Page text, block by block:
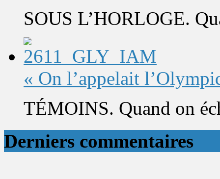
SOUS L’HORLOGE.
« On l’appelait
TÉMOINS. Quand on
Derniers commentaires